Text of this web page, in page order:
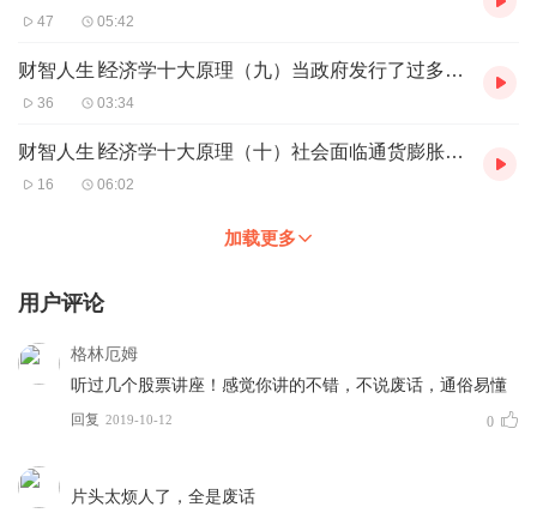
47 05:42
财智人生∣经济学十大原理（九）当政府发行了过多货币时，物价上升
36 03:34
财智人生∣经济学十大原理（十）社会面临通货膨胀与失业之间的短期权衡取舍
16 06:02
加载更多
用户评论
格林厄姆
听过几个股票讲座！感觉你讲的不错，不说废话，通俗易懂
回复 2019-10-12 0
片头太烦人了，全是废话